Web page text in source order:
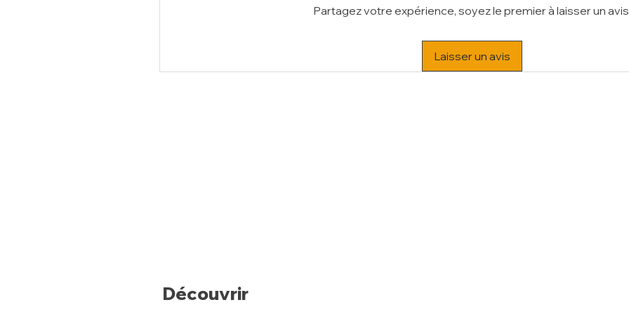
Partagez votre expérience, soyez le premier à laisser un
Laisser un avis
Découvrir